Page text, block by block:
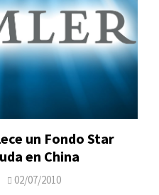
un Fondo Star
en China
02/07/2010